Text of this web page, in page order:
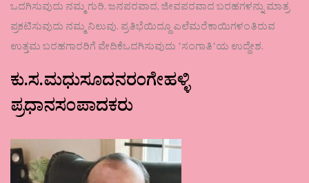
ಒದಗಿಸುವುದು ನಮ್ಮ ಗುರಿ. ಜನಪರವಾದ, ಜೀವಪರವಾದ ಬರಹಗಳನ್ನು ಮಾತ್ರ
ಪ್ರಕಟಿಸುವುದು ನಮ್ಮ ನಿಲುವು. ಪ್ರತಿಭೆಯಿದ್ದೂ ಎಲೆಮರೆಕಾಯಿಗಳಂತಿರುವ
ಉತ್ತಮ ಬರಹಗಾರರಿಗೆ ವೇದಿಕೆಒದಗಿಸುವುದು ʼಸಂಗಾತಿʼಯ ಉದ್ದೇಶ.
ಕು.ಸ.ಮಧುಸೂದನರಂಗೇಹಳ್ಳಿ
ಪ್ರಧಾನಸಂಪಾದಕರು